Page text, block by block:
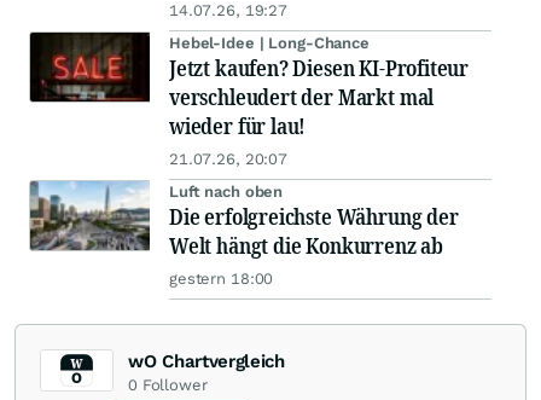
14.07.26, 19:27
Hebel-Idee | Long-Chance
Jetzt kaufen? Diesen KI-Profiteur
verschleudert der Markt mal
wieder für lau!
21.07.26, 20:07
Luft nach oben
Die erfolgreichste Währung der
Welt hängt die Konkurrenz ab
gestern 18:00
wO Chartvergleich
0 Follower